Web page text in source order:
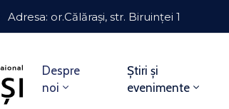
Adresa: or.Călărași, str. Biruinței 1
Despre
noi
Știri și
evenimente